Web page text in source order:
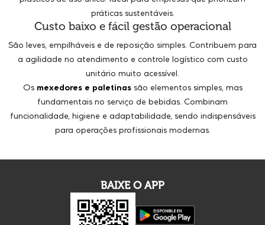
práticas sustentáveis.
Custo baixo e fácil gestão operacional
São leves, empilháveis e de reposição simples. Contribuem para
a agilidade no atendimento e controle logístico com custo
unitário muito acessível.
Os mexedores e paletinassão elementos simples, mas
fundamentais no serviço de bebidas. Combinam
funcionalidade, higiene e adaptabilidade, sendo indispensáveis
para operações profissionais modernas.
BAIXE O APP